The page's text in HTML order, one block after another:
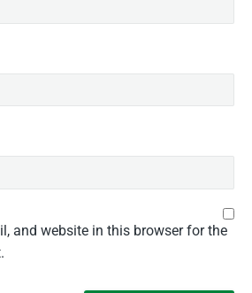
and website in this browser for the